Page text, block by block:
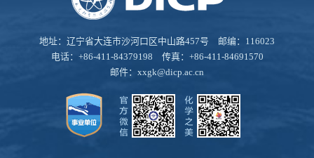
地址：辽宁省大连市沙河口区中山路457号 邮编：116023
电话：+86-411-84379198 传真：+86-411-84691570
邮件： xxgk@dicp.ac.cn